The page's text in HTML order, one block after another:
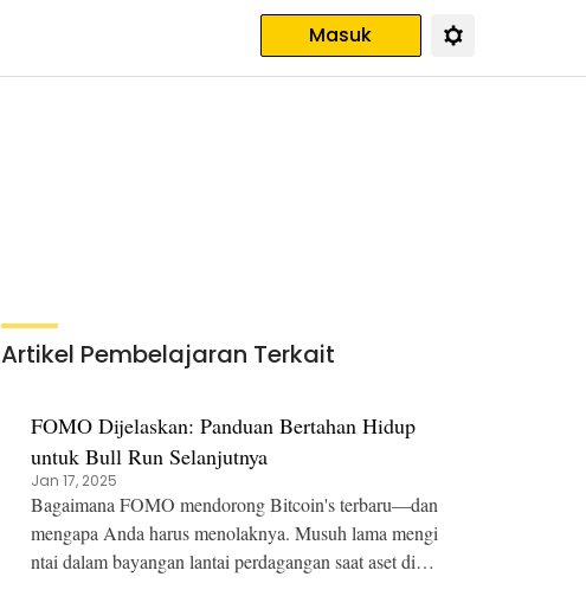
Masuk
Artikel Pembelajaran Terkait
FOMO Dijelaskan: Panduan Bertahan Hidup
untuk Bull Run Selanjutnya
Jan 17, 2025
Bagaimana FOMO mendorong Bitcoin's terbaru—dan
mengapa Anda harus menolaknya. Musuh lama mengi
ntai dalam bayangan lantai perdagangan saat aset digit